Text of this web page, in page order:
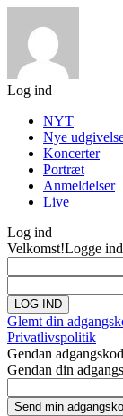
Log ind
NYT
Nye
Koncerter
Portræt
Anmeldelser
Live
Log ind
Velkomst!Logge
Glemt din
Privatlivspolitik
Gendan
Gendan din